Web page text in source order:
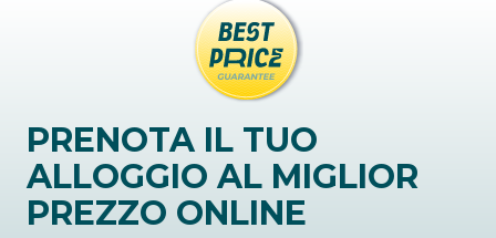
PRENOTA IL TUO
ALLOGGIO AL MIGLIOR
PREZZO ONLINE